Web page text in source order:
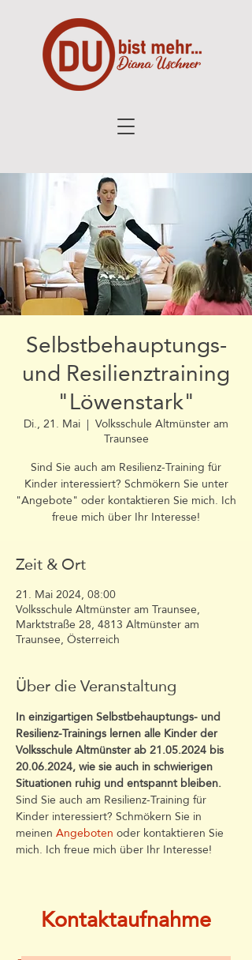
Selbstbehauptungs-
und Resilienztraining
"Löwenstark"
Di., 21. Mai
  |
Volksschule Altmünster am
Traunsee
Sind Sie auch am Resilienz-Training für
Kinder interessiert? Schmökern Sie unter
"Angebote" oder kontaktieren Sie mich. Ich
freue mich über Ihr Interesse!
Zeit & Ort
21. Mai 2024, 08:00
Volksschule Altmünster am Traunsee,
Marktstraße 28, 4813 Altmünster am
Traunsee, Österreich
Über die Veranstaltung
In einzigartigen Selbstbehauptungs- und
Resilienz-Trainings lernen alle Kinder der
Volksschule Altmünster ab 21.05.2024 bis
20.06.2024, wie sie auch in schwierigen
Situationen ruhig und entspannt bleiben.
Sind Sie auch am Resilienz-Training für
Kinder interessiert? Schmökern Sie in
meinen Angeboten oder kontaktieren Sie
mich. Ich freue mich über Ihr Interesse!
Kontaktaufnahme